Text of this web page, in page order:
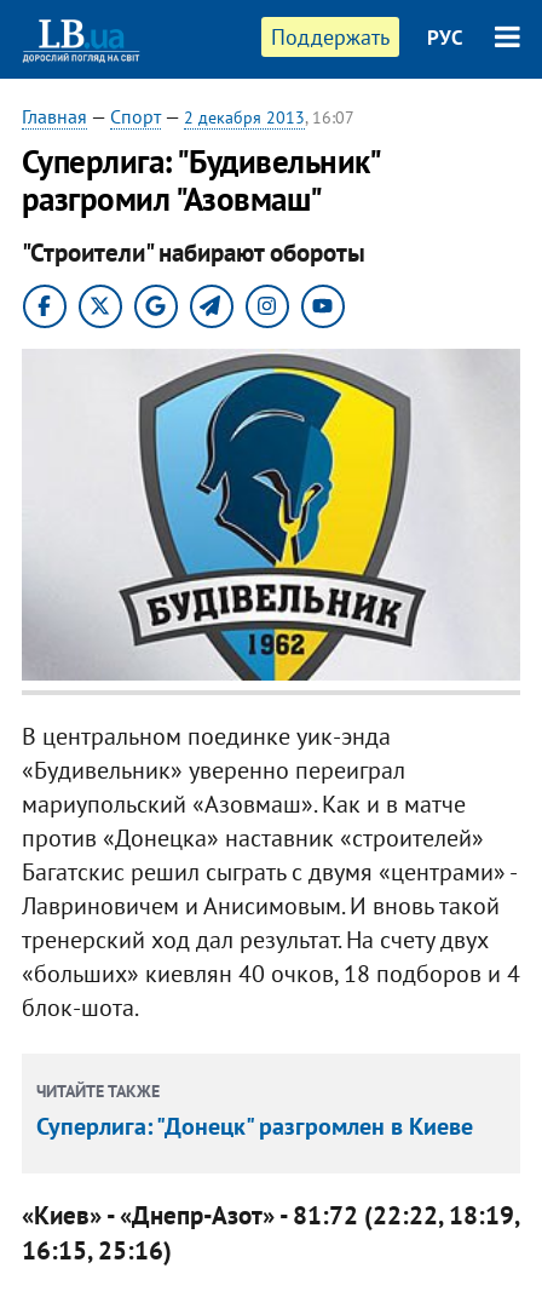
Поддержать РУС
Главная — Спорт— 2 декабря 2013, 16:07
Суперлига: "Будивельник"
разгромил "Азовмаш"
"Строители" набирают обороты
В центральном поединке уик-энда
«Будивельник» уверенно переиграл
мариупольский «Азовмаш». Как и в матче
против «Донецка» наставник «строителей»
Багатскис решил сыграть с двумя «центрами» -
Лавриновичем и Анисимовым. И вновь такой
тренерский ход дал результат. На счету двух
«больших» киевлян 40 очков, 18 подборов и 4
блок-шота.
ЧИТАЙТЕ ТАКЖЕ
Суперлига: "Донецк" разгромлен в Киеве
«Киев» - «Днепр-Азот» - 81:72 (22:22, 18:19,
16:15, 25:16)